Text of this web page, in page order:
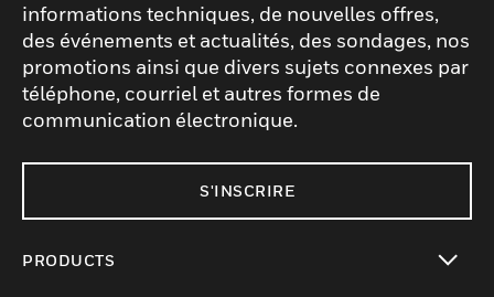
informations techniques, de nouvelles offres,
des événements et actualités, des sondages, nos
promotions ainsi que divers sujets connexes par
téléphone, courriel et autres formes de
communication électronique.
S'INSCRIRE
PRODUCTS